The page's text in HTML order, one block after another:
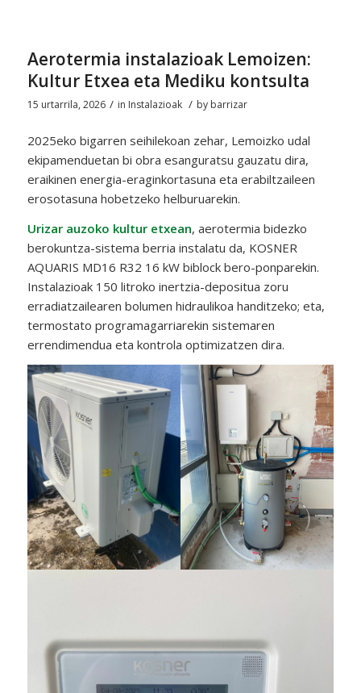
Aerotermia instalazioak Lemoizen:
Kultur Etxea eta Mediku kontsulta
15 urtarrila, 2026 / in Instalazioak / by barrizar
2025eko bigarren seihilekoan zehar, Lemoizko udal
ekipamenduetan bi obra esanguratsu gauzatu dira,
eraikinen energia-eraginkortasuna eta erabiltzaileen
erosotasuna hobetzeko helburuarekin.
Urizar auzoko kultur etxean, aerotermia bidezko
berokuntza-sistema berria instalatu da, KOSNER
AQUARIS MD16 R32 16 kW biblock bero-ponparekin.
Instalazioak 150 litroko inertzia-depositua zoru
erradiatzailearen bolumen hidraulikoa handitzeko; eta,
termostato programagarriarekin sistemaren
errendimendua eta kontrola optimizatzen dira.